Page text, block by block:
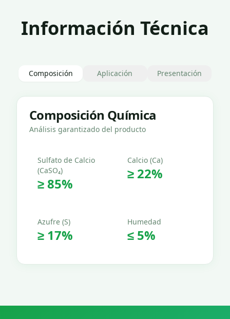
Información Técnica
Composición Aplicación Presentación
Composición Química
Análisis garantizado del producto
Sulfato de Calcio
(CaSO₄)
≥ 85%
Calcio (Ca)
≥ 22%
Azufre (S)
≥ 17%
Humedad
≤ 5%